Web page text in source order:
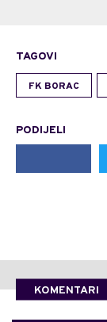
TAGOVI
FK BORAC
PODIJELI
KOMENTARI